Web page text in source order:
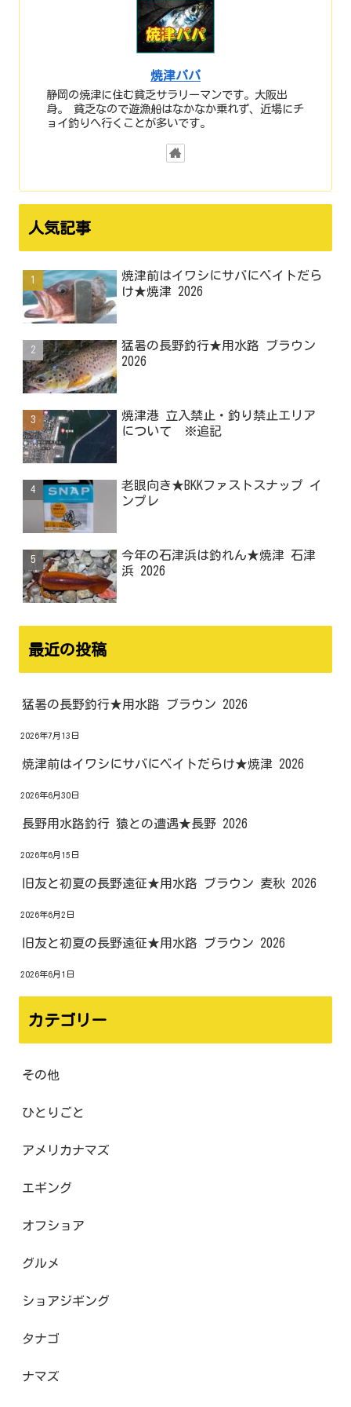
焼津パパ
静岡の焼津に住む貧乏サラリーマンです。大阪出
身。 貧乏なので遊漁船はなかなか乗れず、近場にチ
ョイ釣りへ行くことが多いです。
人気記事
焼津前はイワシにサバにベイトだら
け★焼津 2026
猛暑の長野釣行★用水路 ブラウン
2026
焼津港 立入禁止・釣り禁止エリア
について ※追記
老眼向き★BKKファストスナップ イ
ンプレ
今年の石津浜は釣れん★焼津 石津
浜 2026
最近の投稿
猛暑の長野釣行★用水路 ブラウン 2026
2026年7月13日
焼津前はイワシにサバにベイトだらけ★焼津 2026
2026年6月30日
長野用水路釣行 猿との遭遇★長野 2026
2026年6月15日
旧友と初夏の長野遠征★用水路 ブラウン 麦秋 2026
2026年6月2日
旧友と初夏の長野遠征★用水路 ブラウン 2026
2026年6月1日
カテゴリー
その他
ひとりごと
アメリカナマズ
エギング
オフショア
グルメ
ショアジギング
タナゴ
ナマズ